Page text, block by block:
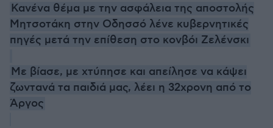
Κανένα θέμα με την ασφάλεια της αποστολής
Μητσοτάκη στην Οδησσό λένε κυβερνητικές
πηγές μετά την επίθεση στο κονβόι Ζελένσκι
Με βίασε, με χτύπησε και απείλησε να κάψει
ζωντανά τα παιδιά μας, λέει η 32χρονη από το
Άργος